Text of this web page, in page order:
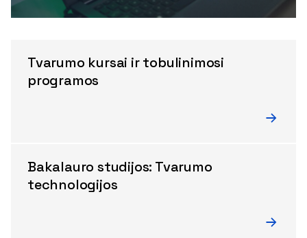
Tvarumo kursai ir tobulinimosi
programos
Bakalauro studijos: Tvarumo
technologijos